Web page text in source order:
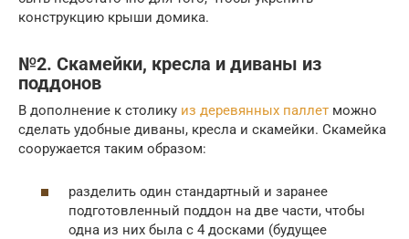
конструкцию крыши домика.
№2. Скамейки, кресла и диваны из
поддонов
В дополнение к столику из деревянных паллет можно
сделать удобные диваны, кресла и скамейки. Скамейка
сооружается таким образом:
разделить один стандартный и заранее
подготовленный поддон на две части, чтобы
одна из них была с 4 досками (будущее